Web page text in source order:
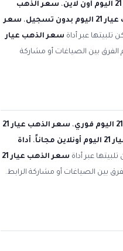
، سعر الذهب
تسجيل ، سعر
عبر أداة سعر الذهب عيار
الفرق بين الصياغات أو مشاركة
،
سعر الذهب عيار 21
مجاناً ، أداة
عبر أداة
سعر الذهب عيار 21
بين الصياغات أو مشاركة الرابط.